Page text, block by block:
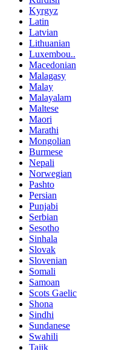
Kyrgyz
Latin
Latvian
Lithuanian
Luxembou..
Macedonian
Malagasy
Malay
Malayalam
Maltese
Maori
Marathi
Mongolian
Burmese
Nepali
Norwegian
Pashto
Persian
Punjabi
Serbian
Sesotho
Sinhala
Slovak
Slovenian
Somali
Samoan
Scots Gaelic
Shona
Sindhi
Sundanese
Swahili
Tajik